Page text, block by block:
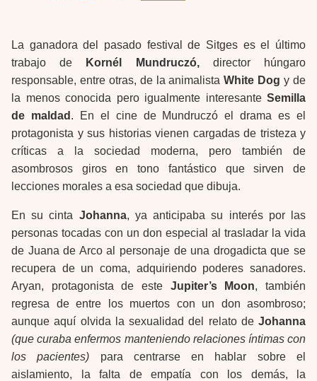
La ganadora del pasado festival de Sitges es el último
trabajo de
Kornél Mundruczó,director húngaro
responsable, entre otras, de la animalistaWhite Dog y de
la menos conocida pero igualmente interesante Semilla
de maldad . En el cine de Mundruczó el drama es el
protagonista y sus historias vienen cargadas de tristeza y
críticas a la sociedad moderna, pero también de
asombrosos giros en tono fantástico que sirven de
lecciones morales a esa sociedad que dibuja.
En su cinta Johanna, ya anticipaba su interés por las
personas tocadas con un don especial al trasladar la vida
de Juana de Arco al personaje de una drogadicta que se
recupera de un coma, adquiriendo poderes sanadores.
Aryan, protagonista de este Jupiter’s Moon, también
regresa de entre los muertos con un don asombroso;
aunque aquí olvida la sexualidad del relato de Johanna
(que curaba enfermos manteniendo relaciones íntimas con
los pacientes) para centrarse en hablar sobre el
aislamiento, la falta de empatía con los demás, la